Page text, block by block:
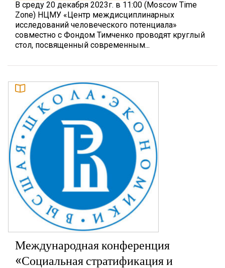
В среду 20 декабря 2023г. в 11:00 (Moscow Time
Zone) НЦМУ «Центр междисциплинарных
исследований человеческого потенциала»
совместно с Фондом Тимченко проводят круглый
стол, посвященный современным...
Международная конференция
«Социальная стратификация и